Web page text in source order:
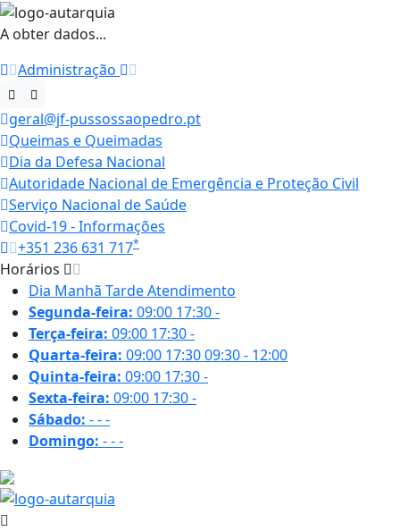
A obter dados...
Administração
geral@jf-pussossaopedro.pt
Queimas e Queimadas
Dia da Defesa Nacional
Autoridade Nacional de Emergência e Proteção Civil
Serviço Nacional de Saúde
Covid-19 - Informações
+351 236 631 717*
Horários
Dia Manhã TardeAtendimento
Segunda-feira: 09:00 17:30-
Terça-feira: 09:00 17:30-
Quarta-feira: 09:00 17:3009:30 - 12:00
Quinta-feira: 09:00 17:30-
Sexta-feira: 09:00 17:30-
Sábado: ---
Domingo: ---